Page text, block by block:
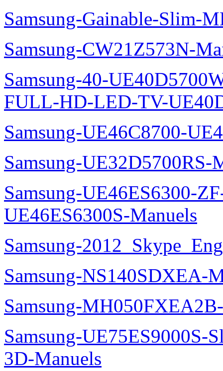
Samsung-Gainable-Slim-
Samsung-CW21Z573N-
Samsung-40-
FULL-HD-LED-TV-
Samsung-UE46C8700-
Samsung-UE32D5700RS-
Samsung-UE46ES6300-
UE46ES6300S-Manuels
Samsung-
Samsung-NS140SDXEA-
Samsung-
Samsung-
3D-Manuels